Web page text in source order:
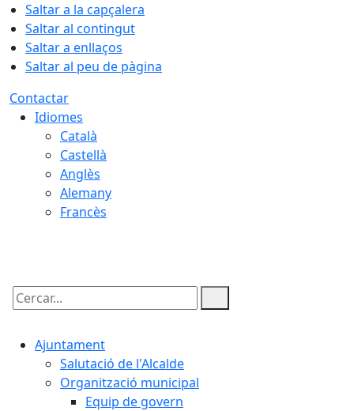
Saltar a la capçalera
Saltar al contingut
Saltar a enllaços
Saltar al peu de pàgina
Contactar
Idiomes
Català
Castellà
Anglès
Alemany
Francès
Cercar:
Ajuntament
Salutació de l'Alcalde
Organització municipal
Equip de govern